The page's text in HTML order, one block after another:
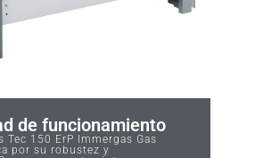
de funcionamiento
Tec 150 ErP Immergas Gas
por su robustez y